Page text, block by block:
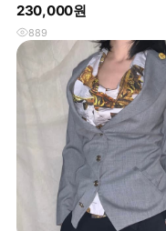
230,000원
889